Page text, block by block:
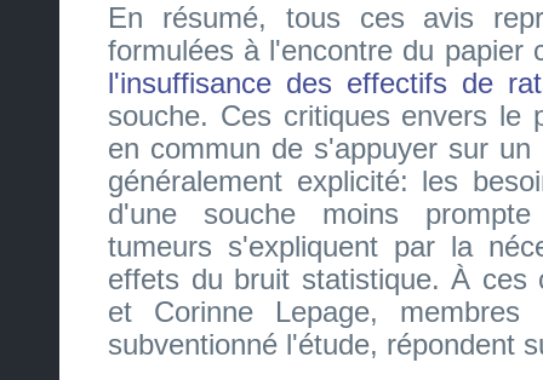
En résumé, tous ces avis
formulées à l'encontre du papier
l'insuffisance des effectifs de
souche. Ces critiques envers le
en commun de s'appuyer sur un
généralement explicité: les
d'une souche moins
tumeurs s'expliquent par la
effets du bruit statistique. À ces
et Corinne Lepage,
subventionné l'étude, répondent